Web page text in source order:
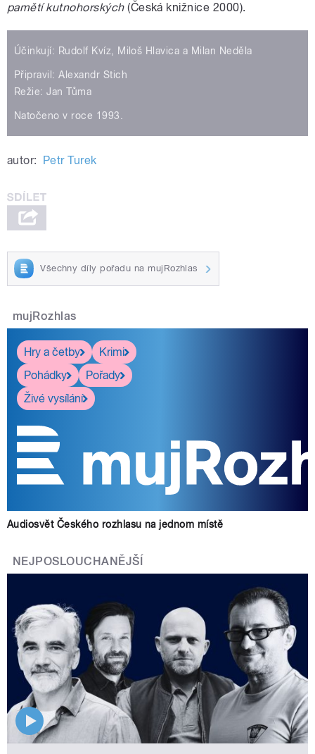
pamětí kutnohorských(Česká knižnice 2000).
Účinkují: Rudolf Kvíz, Miloš Hlavica a Milan Neděla
Připravil: Alexandr Stich
Režie: Jan Tůma
Natočeno v roce 1993.
autor: Petr Turek
Všechny díly pořadu na mujRozhlas
mujRozhlas
Hry a četby
Krimi
Pohádky
Pořady
Živé vysílání
Audiosvět Českého rozhlasu na jednom místě
NEJPOSLOUCHANĚJŠÍ